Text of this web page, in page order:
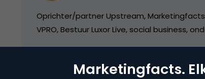
Oprichter/partner Upstream,
VPRO, Bestuur Luxor Live, social business,
Marketingfacts.